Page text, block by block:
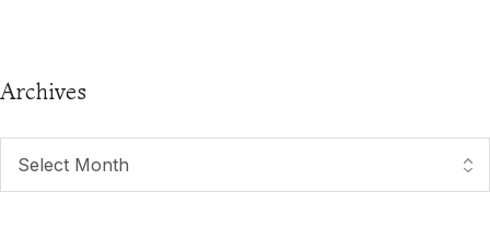
Archives